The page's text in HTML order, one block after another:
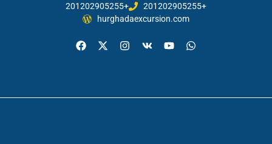
201202905255+
201202905255+
hurghadaexcursion.com